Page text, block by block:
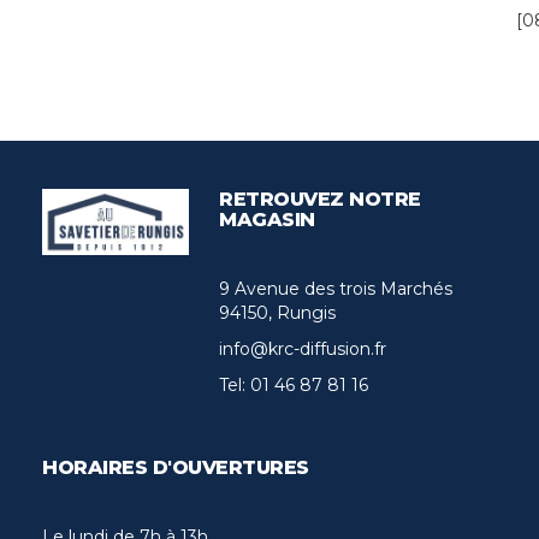
RETROUVEZ NOTRE
MAGASIN
9 Avenue des trois Marchés
94150, Rungis
info@krc-diffusion.fr
Tel: 01 46 87 81 16
HORAIRES D'OUVERTURES